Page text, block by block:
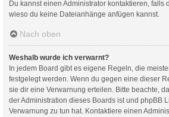
Du kannst einen Administrator kontaktieren, falls
wieso du keine Dateianhänge anfügen kannst.
Nach oben
Weshalb wurde ich verwarnt?
In jedem Board gibt es eigene Regeln, die
festgelegt werden. Wenn du gegen eine dieser
sie dir eine Verwarnung erteilen. Bitte beachte,
der Administration dieses Boards ist und phpBB
Verwarnung zu tun hat. Kontaktiere einen